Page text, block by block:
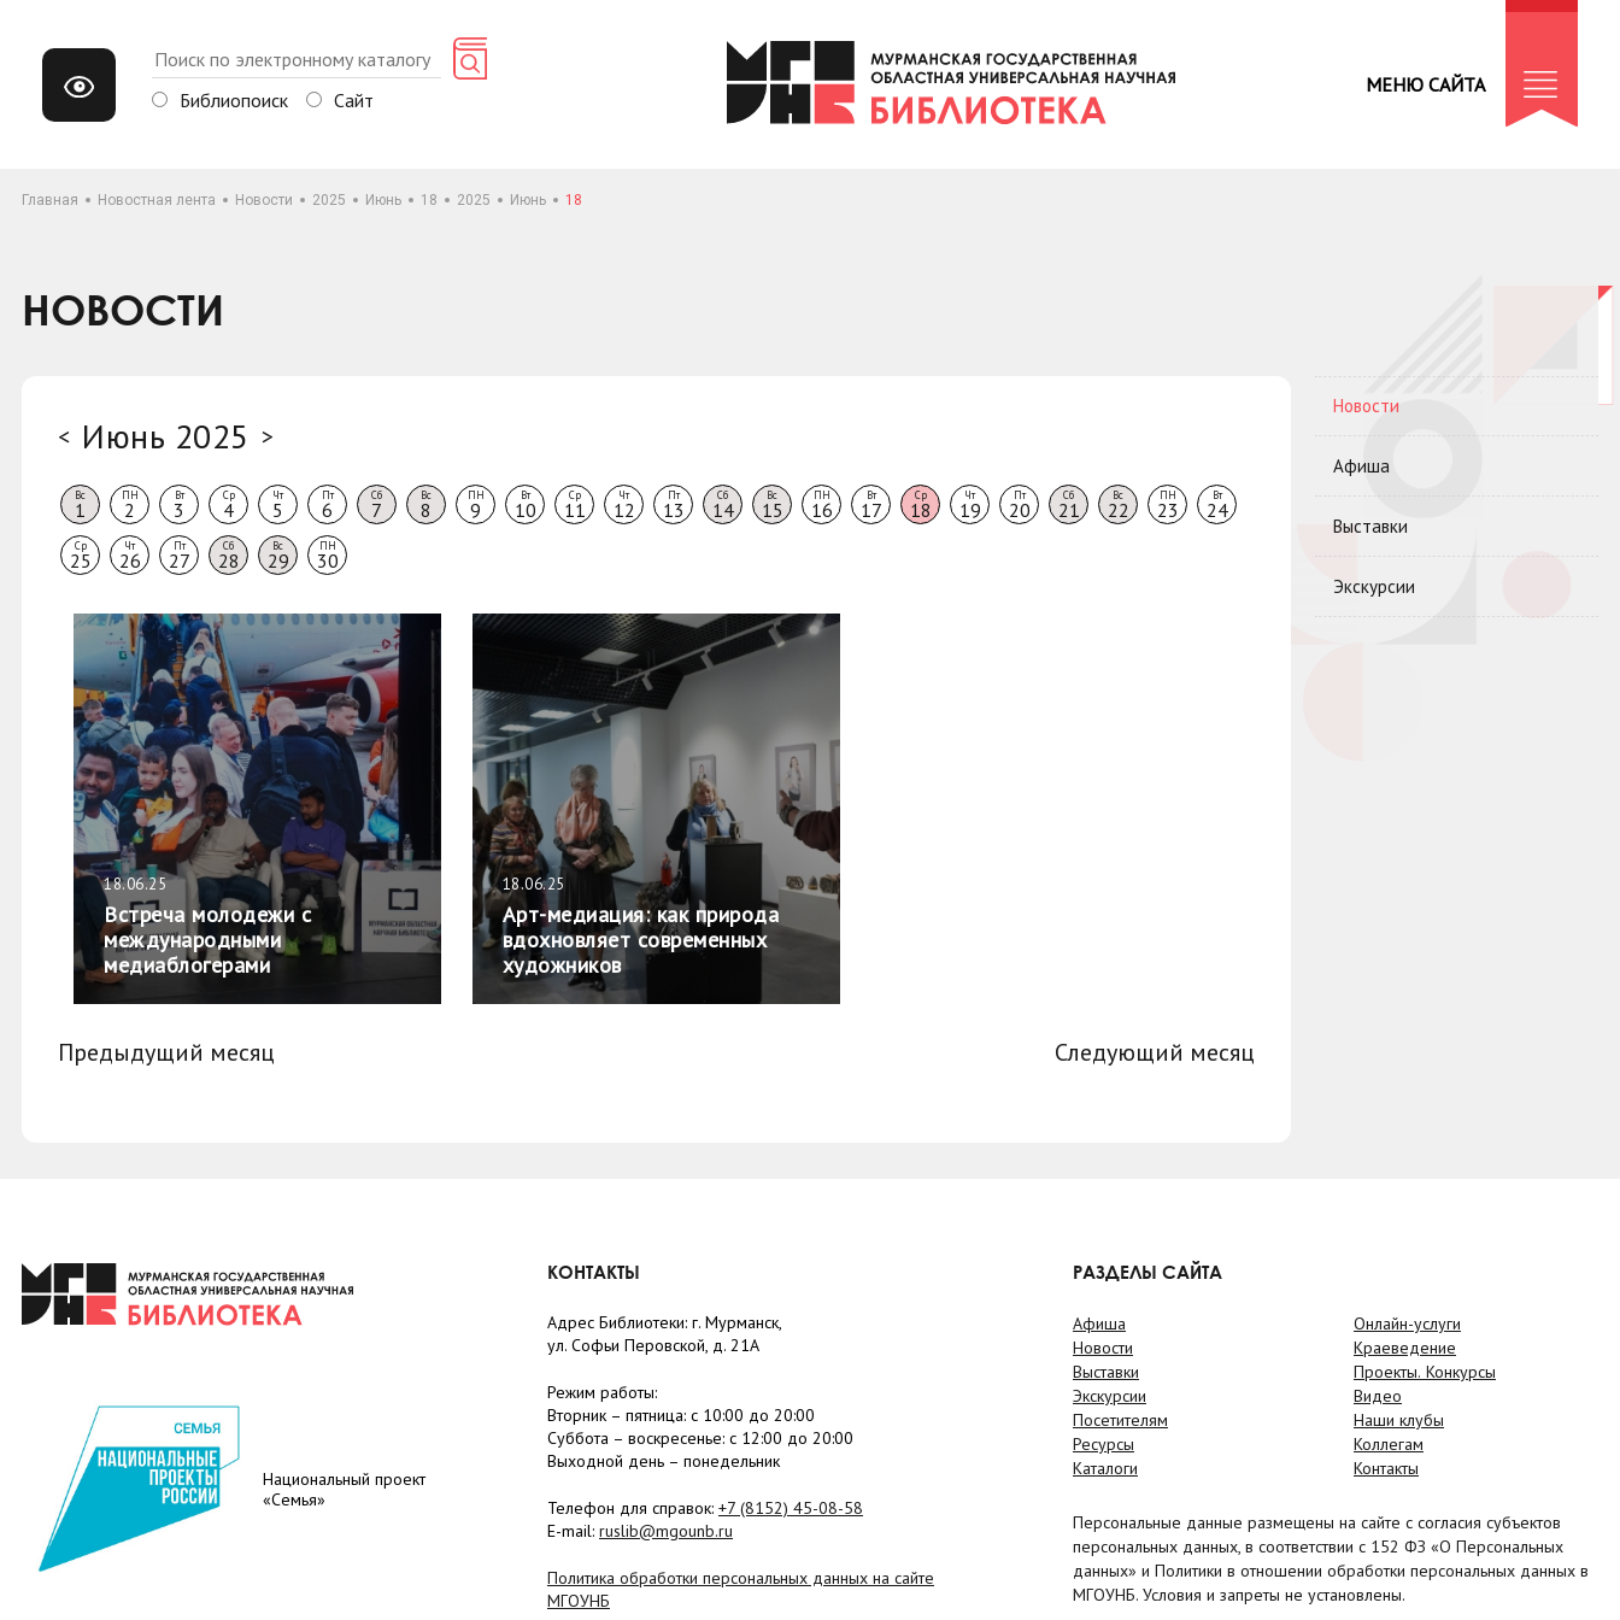
Библиопоиск Сайт
МЕНЮ САЙТА
Главная Новостная лента Новости 2025 Июнь 18 2025 Июнь 18
НОВОСТИ
< Июнь 2025 >
Вс
1
ПН
2
Вт
3
Ср
4
Чт
5
Пт
6
Сб
7
Вс
8
ПН
9
Вт
10
Ср
11
Чт
12
Пт
13
Сб
14
Вс
15
ПН
16
Вт
17
Ср
18
Чт
19
Пт
20
Сб
21
Вс
22
ПН
23
Вт
24
Ср
25
Чт
26
Пт
27
Сб
28
Вс
29
ПН
30
18.06.25
Встреча молодежи с
международными
медиаблогерами
18.06.25
Арт-медиация: как природа
вдохновляет современных
художников
Предыдущий месяц Следующий месяц
Новости
Афиша
Выставки
Экскурсии
Национальный проект
«Семья»
КОНТАКТЫ
Адрес Библиотеки: г. Мурманск,
ул. Софьи Перовской, д. 21А
Режим работы:
Вторник – пятница: с 10:00 до 20:00
Суббота – воскресенье: c 12:00 до 20:00
Выходной день – понедельник
Телефон для справок: +7 (8152) 45-08-58
E-mail: ruslib@mgounb.ru
Политика обработки персональных данных на сайте
МГОУНБ
РАЗДЕЛЫ САЙТА
Афиша
Новости
Выставки
Экскурсии
Посетителям
Ресурсы
Каталоги
Онлайн-услуги
Краеведение
Проекты. Конкурсы
Видео
Наши клубы
Коллегам
Контакты
Персональные данные размещены на сайте с согласия субъектов
персональных данных, в соответствии с 152 ФЗ «О Персональных
данных» и Политики в отношении обработки персональных данных в
МГОУНБ. Условия и запреты не установлены.